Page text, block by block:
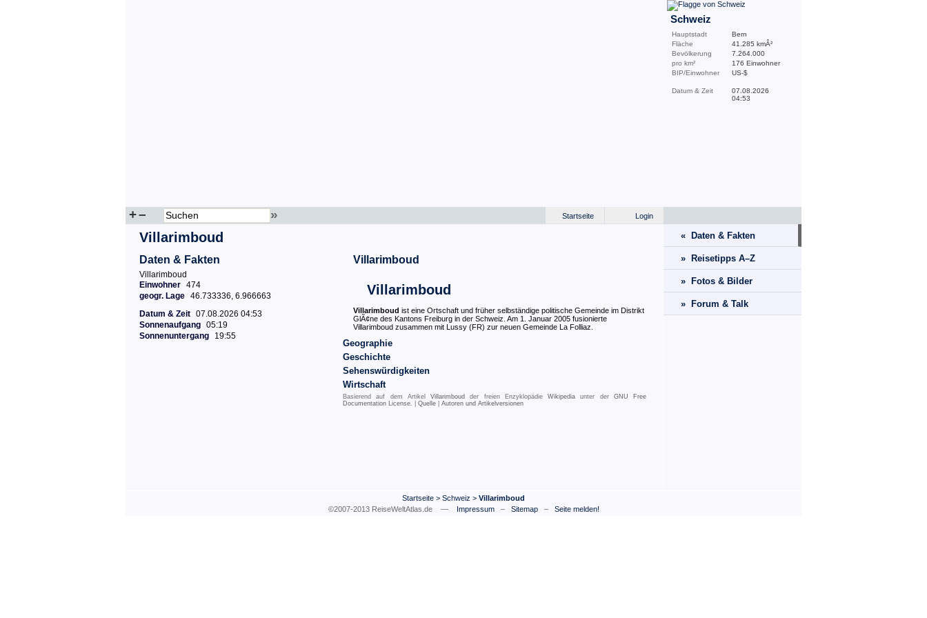
Schweiz
Hauptstadt
Bern
Fläche
41.285 kmÂ²
Bevölkerung
7.264.000
pro km²
176 Einwohner
BIP/Einwohner
US-$
Datum & Zeit
07.08.2026
04:53
+– » Login
Startseite
Villarimboud
Daten & Fakten
Villarimboud
Einwohner 474
geogr. Lage 46.733336, 6.966663
Datum & Zeit 07.08.2026 04:53
Sonnenaufgang 05:19
Sonnenuntergang
19:55
Villarimboud
Villarimboud
Villarimboud ist eine Ortschaft und früher selbständige politische Gemeinde im Distrikt
GlÃ¢ne des Kantons Freiburg in der Schweiz. Am 1. Januar 2005 fusionierte
Villarimboud zusammen mit Lussy (FR) zur neuen Gemeinde La Folliaz.
Geographie
Geschichte
Sehenswürdigkeiten
Wirtschaft
Basierend auf dem Artikel Villarimboud der freien Enzyklopädie Wikipedia unter der GNU Free
Documentation License. | Quelle Autoren und Artikelversionen
« Daten & Fakten
» Reisetipps A–Z
» Fotos & Bilder
» Forum & Talk
Startseite > Schweiz > Villarimboud
©2007-2013 ReiseWeltAtlas.de —
Impressum– Sitemap– Seite melden!